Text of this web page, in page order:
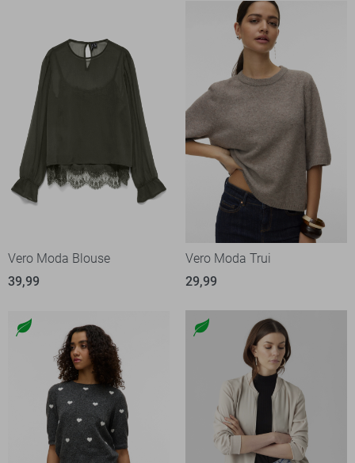
Vero Moda Blouse
39,99
Vero Moda Trui
29,99